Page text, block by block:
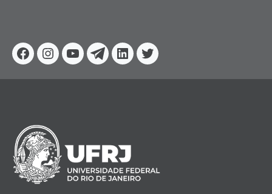
Facebook
Instagram
YoutubeTelegram
Linkedin
Twitter